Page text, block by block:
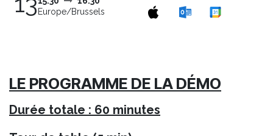
Europe/Brussels
LE PROGRAMME DE LA DÉMO
Durée totale : 60 minutes